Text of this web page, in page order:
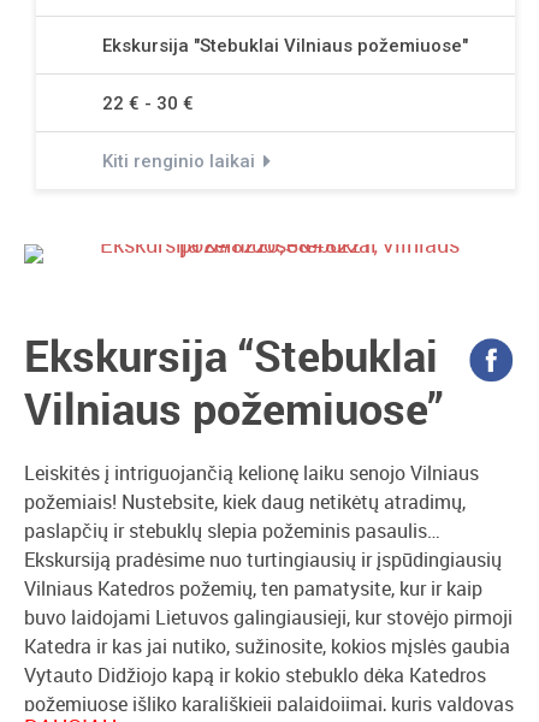
Ekskursija “Stebuklai
Vilniaus požemiuose”
Leiskitės į intriguojančią kelionę laiku senojo Vilniaus
požemiais! Nustebsite, kiek daug netikėtų atradimų,
paslapčių ir stebuklų slepia požeminis pasaulis…
Ekskursiją pradėsime nuo turtingiausių ir įspūdingiausių
Vilniaus Katedros požemių, ten pamatysite, kur ir kaip
buvo laidojami Lietuvos galingiausieji, kur stovėjo pirmoji
Katedra ir kas jai nutiko, sužinosite, kokios mįslės gaubia
Vytauto Didžiojo kapą ir kokio stebuklo dėka Katedros
požemiuose išliko karališkieji palaidojimai, kuris valdovas
Ekskursija "Stebuklai Vilniaus požemiuose"
22 € - 30 €
Kiti renginio laikai